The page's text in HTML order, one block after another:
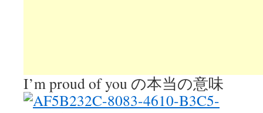
I’m proud of you の本当の意味